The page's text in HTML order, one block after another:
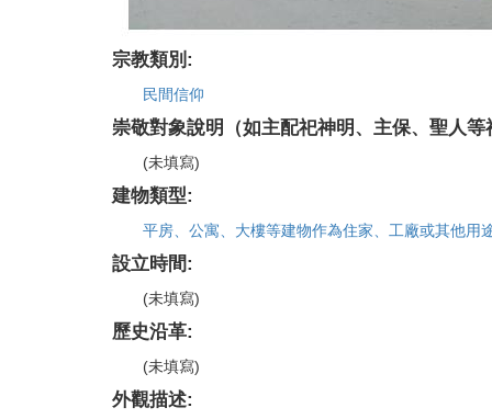
宗教類別:
民間信仰
崇敬對象說明（如主配祀神明、主保、聖人
(未填寫)
建物類型:
平房、公寓、大樓等建物作為住家、工廠或其他用
設立時間:
(未填寫)
歷史沿革:
(未填寫)
外觀描述: